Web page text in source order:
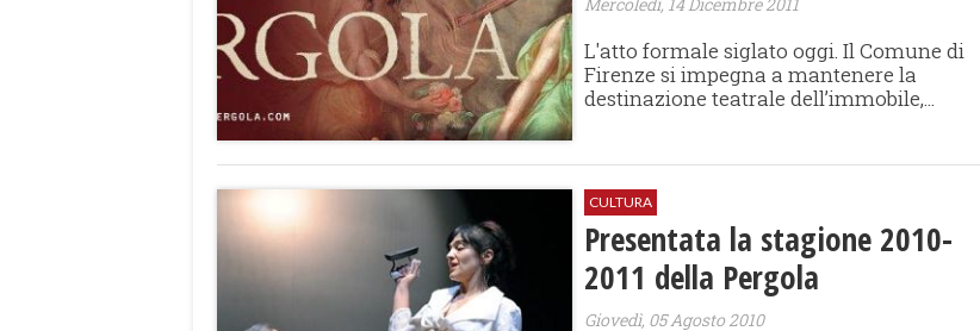
L'atto formale siglato oggi. Il Comune di
Firenze si impegna a mantenere la
destinazione teatrale dell’immobile,...
CULTURA
Presentata la stagione 2010-
2011 della Pergola
Giovedì, 05 Agosto 2010